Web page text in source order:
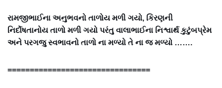
રામજીભાઈના અનુભવનો તાળોય મળી ગયો, કિરણની
નિર્દોષતાનોય તાળો મળી ગયો પરંતુ વાલાભાઈના નિશ્વાર્થ કુટુંબપ્રેમ
અને પરગજુ સ્વભાવનો તાળો ના મળ્યો તે ના જ મળ્યો …….
================================